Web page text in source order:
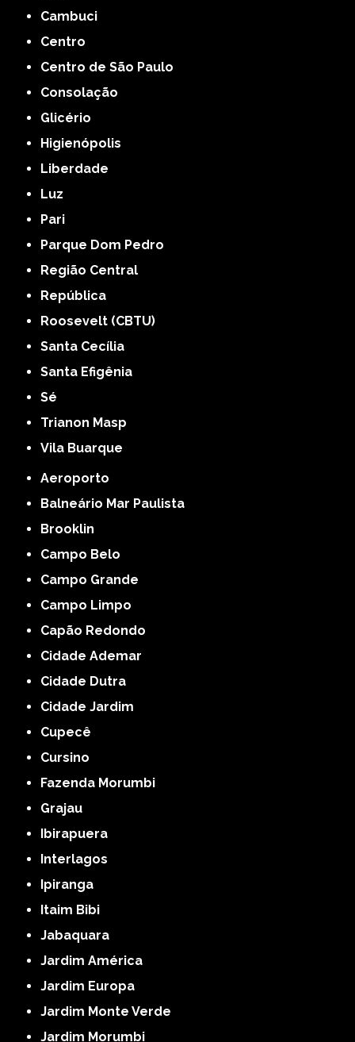
Cambuci
Centro
Centro de São Paulo
Consolação
Glicério
Higienópolis
Liberdade
Luz
Pari
Parque Dom Pedro
Região Central
República
Roosevelt (CBTU)
Santa Cecília
Santa Efigênia
Sé
Trianon Masp
Vila Buarque
Aeroporto
Balneário Mar Paulista
Brooklin
Campo Belo
Campo Grande
Campo Limpo
Capão Redondo
Cidade Ademar
Cidade Dutra
Cidade Jardim
Cupecê
Cursino
Fazenda Morumbi
Grajau
Ibirapuera
Interlagos
Ipiranga
Itaim Bibi
Jabaquara
Jardim América
Jardim Europa
Jardim Monte Verde
Jardim Morumbi